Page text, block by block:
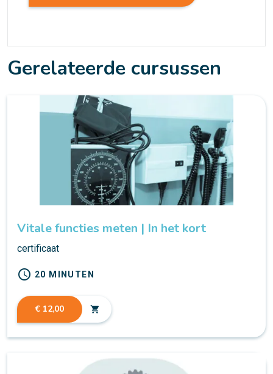
Gerelateerde cursussen
Vitale functies meten | In het kort
certificaat
schedule 20 MINUTEN
€ 12,00 shopping_cart